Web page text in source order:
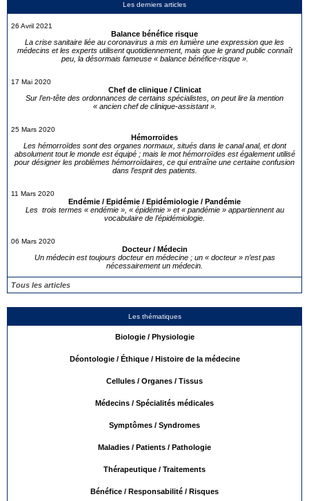
Les derniers articles
26 Avril 2021
Balance bénéfice risque
La crise sanitaire liée au coronavirus a mis en lumière une expression que les
médecins et les experts utilisent quotidiennement, mais que le grand public connaît
peu, la désormais fameuse « balance bénéfice-risque ».
17 Mai 2020
Chef de clinique / Clinicat
Sur l’en-tête des ordonnances de certains spécialistes, on peut lire la mention
« ancien chef de clinique-assistant ».
25 Mars 2020
Hémorroïdes
Les hémorroïdes sont des organes normaux, situés dans le canal anal, et dont
absolument tout le monde est équipé ; mais le mot hémorroïdes est également utilisé
pour désigner les problèmes hémorroïdaires, ce qui entraîne une certaine confusion
dans l’esprit des patients.
11 Mars 2020
Endémie / Epidémie / Epidémiologie / Pandémie
Les trois termes « endémie », « épidémie » et « pandémie » appartiennent au
vocabulaire de l’épidémiologie.
06 Mars 2020
Docteur / Médecin
Un médecin est toujours docteur en médecine ; un « docteur » n’est pas
nécessairement un médecin.
Tous les articles
Les thématiques
Biologie / Physiologie
Déontologie / Éthique / Histoire de la médecine
Cellules / Organes / Tissus
Médecins / Spécialités médicales
Symptômes / Syndromes
Maladies / Patients / Pathologie
Thérapeutique / Traitements
Bénéfice / Responsabilité / Risques